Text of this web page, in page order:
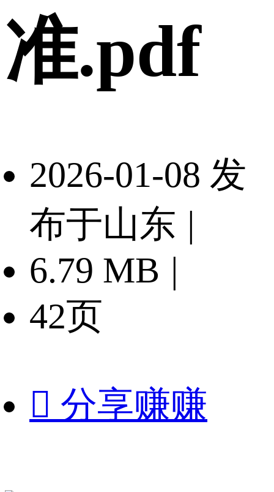
准.pdf
2026-01-08 发
布于山东 |
6.79 MB |
42页
 分享赚赚